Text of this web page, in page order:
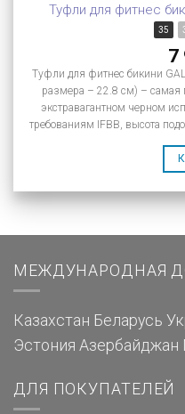
Туфли для фитнес
35
7
Туфли для фитнес бикини
размера – 22.8 см) – самая
экстравагантном черном
требованиям IFBB, высота
МЕЖДУНАРОДНАЯ
Казахстан Беларусь
Эстония Азербайджан
ДЛЯ ПОКУПАТЕЛЕЙ